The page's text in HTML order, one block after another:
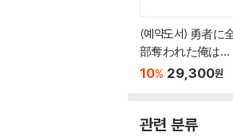
(예약도서) 勇者に
部奪われた俺は勇
者の母親とパ-ティ
き特裝版
10% 29,300원
관련 분류